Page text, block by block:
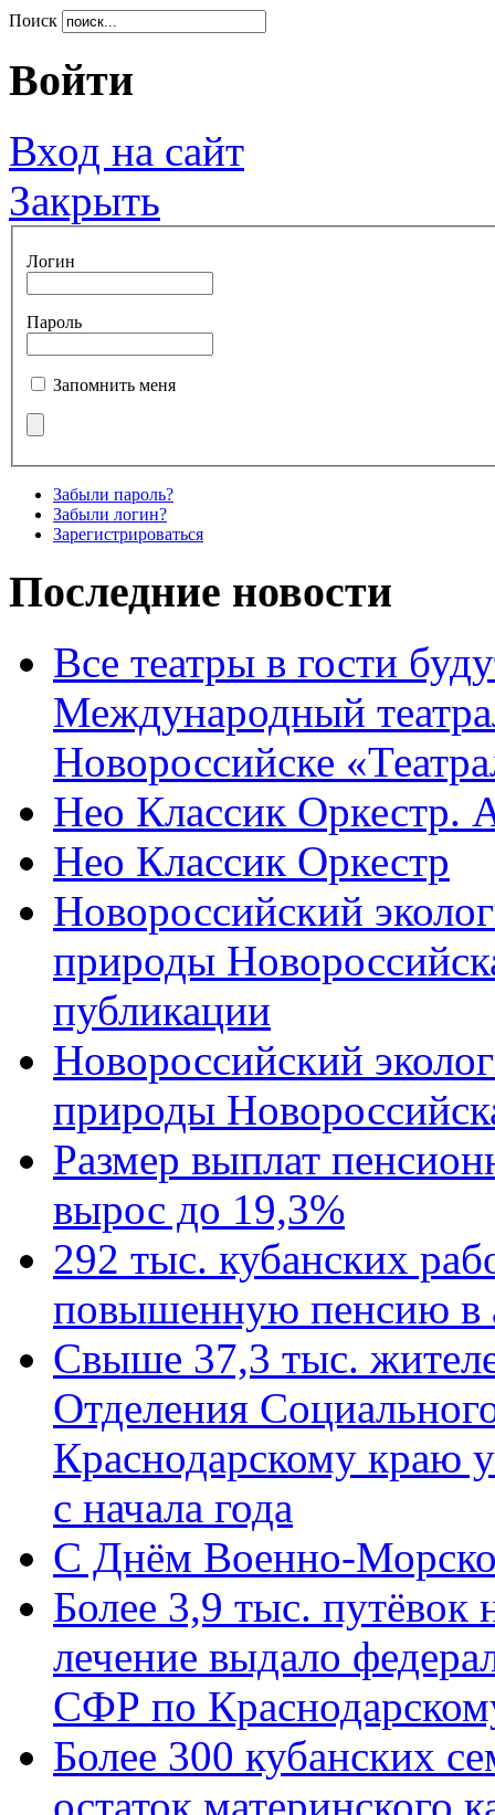
Поиск
Войти
Вход на сайт
Закрыть
Логин
Пароль
Запомнить меня
Забыли пароль?
Забыли логин?
Зарегистрироваться
Последние новости
Все театры в гости
Международный
Новороссийске
Нео Классик Оркестр.
Нео Классик Оркестр
Новороссийский
природы
публикации
Новороссийский
природы
Размер выплат
вырос до 19,3%
292 тыс. кубанских
повышенную пенсию в
Свыше 37,3 тыс.
Отделения
Краснодарскому краю
с начала года
C Днём Военно-
Более 3,9 тыс. путёвок
лечение выдало
СФР по
Более 300 кубанских